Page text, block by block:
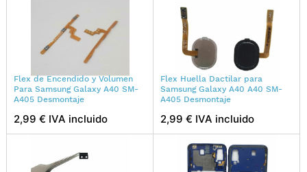
Flex de Encendido y Volumen
Para Samsung Galaxy A40 SM-
A405 Desmontaje
2,99 € IVA incluido
Flex Huella Dactilar para
Samsung Galaxy A40 A40 SM-
A405 Desmontaje
2,99 € IVA incluido